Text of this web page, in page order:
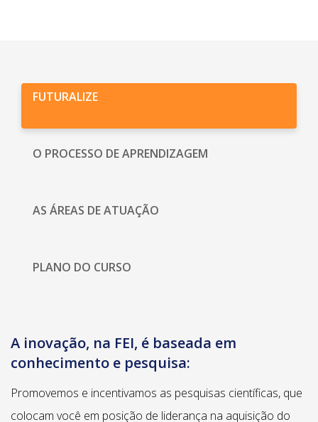
FUTURALIZE
O PROCESSO DE APRENDIZAGEM
AS ÁREAS DE ATUAÇÃO
PLANO DO CURSO
A inovação, na FEI, é baseada em
conhecimento e pesquisa:
Promovemos e incentivamos as pesquisas científicas, que
colocam você em posição de liderança na aquisição do